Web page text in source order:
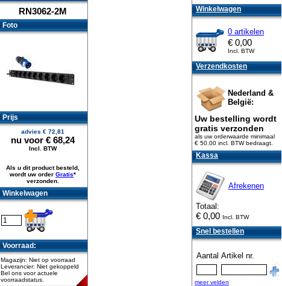
RN3062-2M
Foto
Prijs
advies € 72,81
nu voor € 68,24
Incl. BTW
Als u dit product besteld,
wordt uw order Gratis*
verzonden.
Winkelwagen
Voorraad:
Magazijn: Niet op voorraad
Leverancier: Niet gekoppeld
Bel ons voor actuele
voorraadstatus.
Winkelwagen
0 artikelen
€ 0,00
Incl. BTW
Verzendkosten
Nederland &
België:
Uw bestelling wordt
gratis verzonden
als uw orderwaarde minimaal
€ 50.00 incl. BTWbedraagt.
Kassa
Afrekenen
Totaal:
€ 0,00 Incl. BTW
Snel bestellen
Aantal Artikel nr.
meer velden